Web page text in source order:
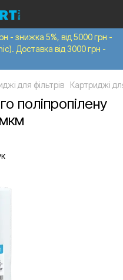
- знижка 5%, від 5000 грн -
Доставка від 3000 грн -
для фільтрів Картриджі
поліпропілену